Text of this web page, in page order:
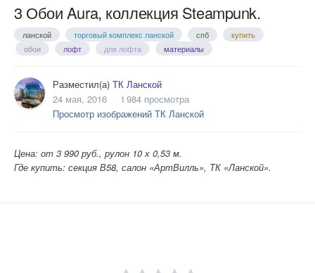
3 Обои Aura, коллекция Steampunk.
ланской торговый комплекс ланской спб
купить
обои
лофт для лофта материалы
Разместил(а) ТК Ланской
24 мая, 2016
1 984 просмотра
Просмотр изображений ТК Ланской
Цена: от 3 990 руб., рулон 10 х 0,53 м.
Где купить: секция В58, салон «АртВилль», ТК «Ланской».